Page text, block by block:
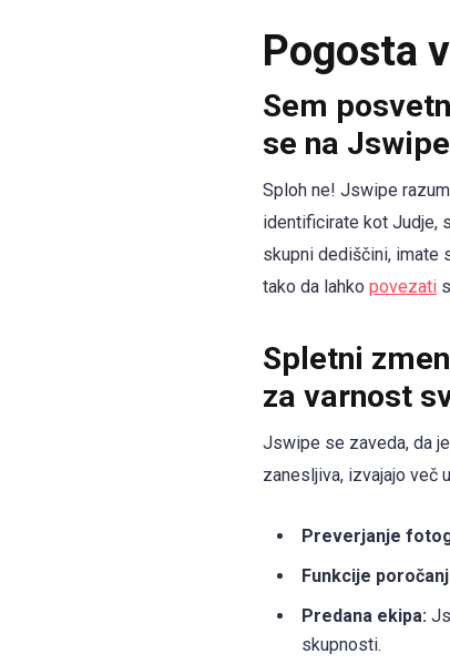
Pogosta
Sem
se na
Sploh ne! Jswipe
identificirate kot Judje,
skupni dediščini, imate
tako da lahko povezati
Spletni
za varnost
Jswipe se zaveda, da
zanesljiva, izvajajo več
Preverjanje
Funkcije
Predana ekipa:
skupnosti.